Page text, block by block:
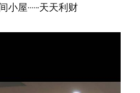
屋······天天利财